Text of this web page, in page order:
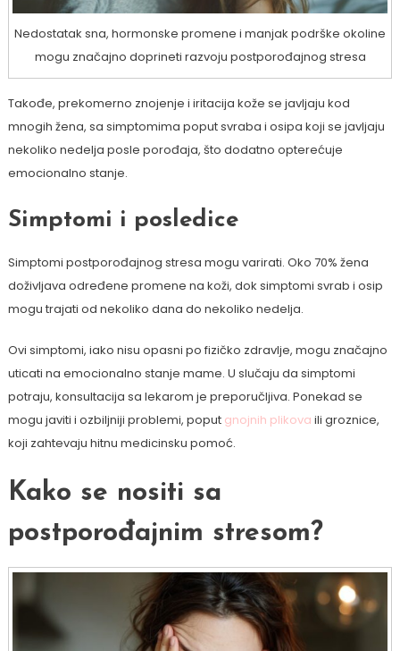
Nedostatak sna, hormonske promene i manjak podrške okoline
mogu značajno doprineti razvoju postporođajnog stresa
Takođe, prekomerno znojenje i iritacija kože se javljaju kod
mnogih žena, sa simptomima poput svraba i osipa koji se javljaju
nekoliko nedelja posle porođaja, što dodatno opterećuje
emocionalno stanje.
Simptomi i posledice
Simptomi postporođajnog stresa mogu varirati. Oko 70% žena
doživljava određene promene na koži, dok simptomi svrab i osip
mogu trajati od nekoliko dana do nekoliko nedelja.
Ovi simptomi, iako nisu opasni po fizičko zdravlje, mogu značajno
uticati na emocionalno stanje mame. U slučaju da simptomi
potraju, konsultacija sa lekarom je preporučljiva. Ponekad se
mogu javiti i ozbiljniji problemi, poput gnojnih plikova ili groznice,
koji zahtevaju hitnu medicinsku pomoć.
Kako se nositi sa
postporođajnim stresom?